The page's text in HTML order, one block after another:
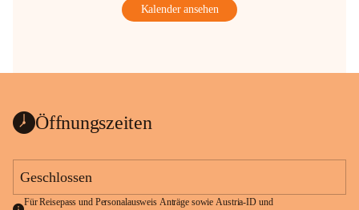
Kalender ansehen
Öffnungszeiten
Geschlossen
Für Reisepass und Personalausweis Anträge sowie Austria-ID und